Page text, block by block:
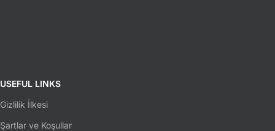
USEFUL LINKS
Gizlilik İlkesi
Şartlar ve Koşullar